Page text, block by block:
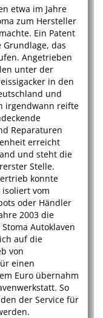
etwa im Jahre
zum Hersteller
Ein Patent
das
Angetrieben
unter der
in den
und
irgendwann reifte
Reparaturen
erreicht
und steht die
Stelle.
konnte
vom
oder Händler
2003 die
Autoklaven
auf die
von
einen
Euro übernahm
So
der Service für